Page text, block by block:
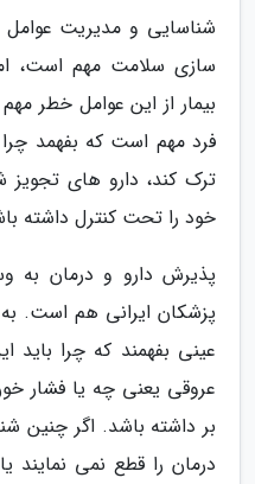
سازی سلامت مهم است،
بیمار از این عوامل خطر
فرد مهم است که بفهمد چرا
ترک کند، دارو های
خود را تحت کنترل داشته
پذیرش دارو و درمان به
پزشکان ایرانی هم است.
عینی بفهمند که چرا
عروقی یعنی چه یا فشار
بر داشته باشد. اگر چنین
درمان را قطع نمی نمایند